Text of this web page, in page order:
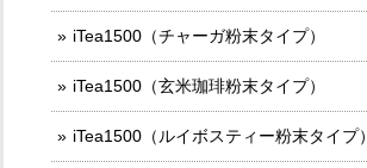
iTea1500（チャーガ粉末タイプ）
iTea1500（玄米珈琲粉末タイプ）
iTea1500（ルイボスティー粉末タイプ）